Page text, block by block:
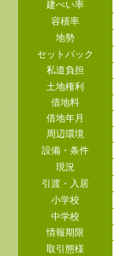
建ぺい率
容積率
地勢
セットバック
私道負担
土地権利
借地料
借地年月
周辺環境
設備・条件
現況
引渡・入居
小学校
中学校
情報期限
取引態様